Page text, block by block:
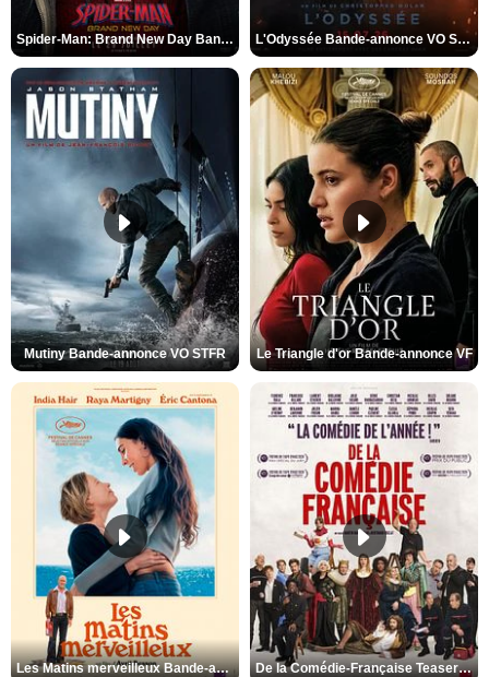
Spider-Man: Brand New Day Bande-annonce VO STFR L'Odyssée Bande-annonce VO STFR
Mutiny Bande-annonce VO STFR Le Triangle d'or Bande-annonce VF
Les Matins merveilleux Bande-annonce VF De la Comédie-Française Teaser VF